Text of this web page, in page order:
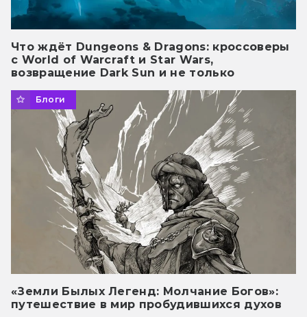
Что ждёт Dungeons & Dragons: кроссоверы
с World of Warcraft и Star Wars,
возвращение Dark Sun и не только
Блоги
«Земли Былых Легенд: Молчание Богов»:
путешествие в мир пробудившихся духов